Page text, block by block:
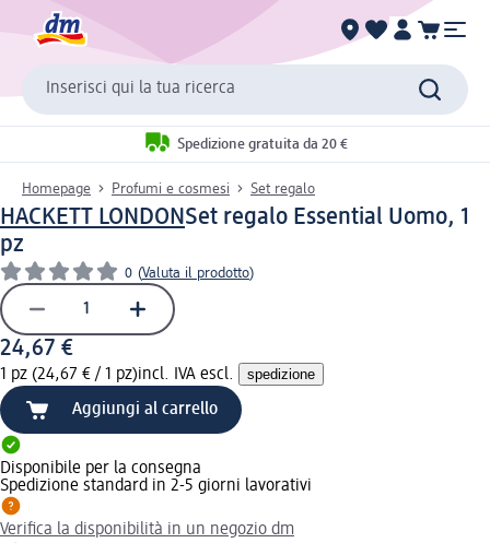
Inserisci qui la tua ricerca
Spedizione gratuita da 20 €
Homepage Profumi e cosmesi Set regalo
HACKETT LONDONSet regalo Essential Uomo, 1
pz
0 (Valuta il prodotto)
24,67 €
1 pz (24,67 € / 1 pz)incl. IVA escl. spedizione
Aggiungi al carrello
Disponibile per la consegna
Spedizione standard in 2-5 giorni lavorativi
Verifica la disponibilità in un negozio dm